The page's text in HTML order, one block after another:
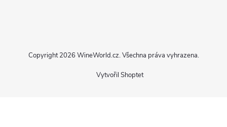
Vytvořil Shoptet
Copyright 2026 WineWorld.cz. Všechna práva vyhrazena.